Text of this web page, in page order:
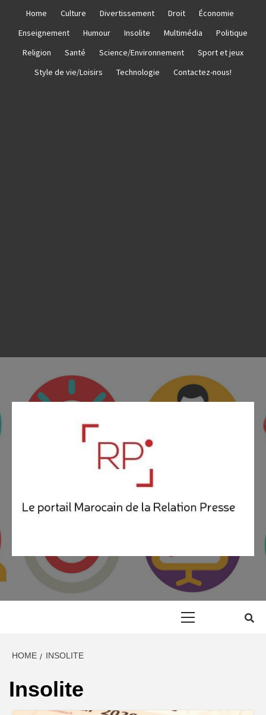
content
Home Culture Divertissement Droit
Économie
Enseignement
Humour Insolite Multimédia
Politique
Religion
Santé Science/Environnement
Sport et jeux
Style de vie/Loisirs
Technologie Contactez-nous!
RP MAROC
RELATION PRESSE MAROC & COMMUNIQUÉ DE PRESSE
MAROC
HOME INSOLITE
Insolite